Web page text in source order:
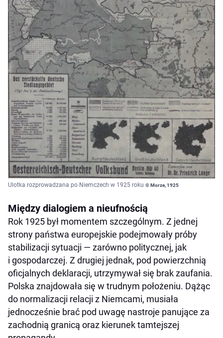
Ulotka rozprowadzana po Niemczech w 1925 roku © Morze, 1925
Między dialogiem a nieufnością
Rok 1925 był momentem szczególnym. Z jednej
strony państwa europejskie podejmowały próby
stabilizacji sytuacji — zarówno politycznej, jak
i gospodarczej. Z drugiej jednak, pod powierzchnią
oficjalnych deklaracji, utrzymywał się brak zaufania.
Polska znajdowała się w trudnym położeniu. Dążąc
do normalizacji relacji z Niemcami, musiała
jednocześnie brać pod uwagę nastroje panujące za
zachodnią granicą oraz kierunek tamtejszej